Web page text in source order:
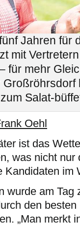
Jahren für
mit
für mehr
Großröhrsdorf
Salat-
Oehl
ist das
was nicht nur
Kandidaten im
wurde am
den
„Man merkt